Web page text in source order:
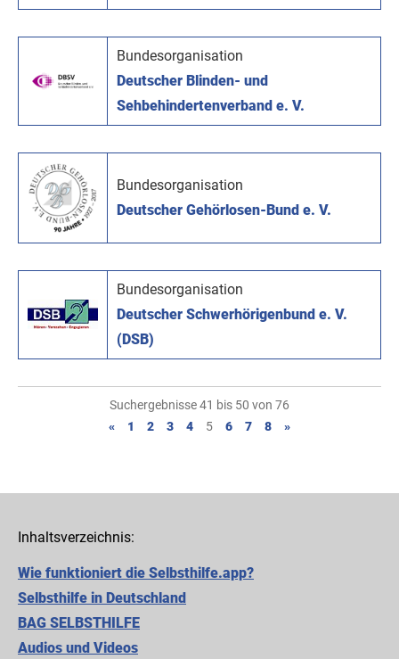
Bundesorganisation
Deutscher Blinden- und
Sehbehindertenverband e. V.
Bundesorganisation
Deutscher Gehörlosen-Bund e. V.
Bundesorganisation
Deutscher Schwerhörigenbund e. V.
(DSB)
Suchergebnisse 41 bis 50 von 76
«
1 2 3 4 5 6 7 8 »
Inhaltsverzeichnis:
Wie funktioniert die Selbsthilfe.app?
Selbsthilfe in Deutschland
BAG SELBSTHILFE
Audios und Videos